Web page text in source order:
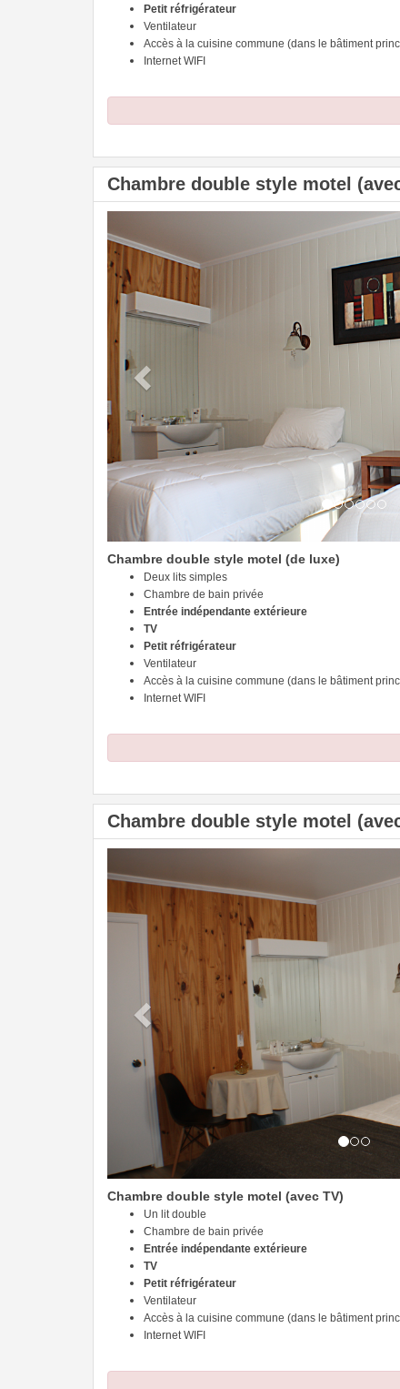
Petit réfrigérateur
Ventilateur
Accès à la cuisine commune (dans le bâtiment
Internet WIFI
Chambre double style motel
Chambre double style motel (de luxe)
Deux lits simples
Chambre de bain privée
Entrée indépendante extérieure
TV
Petit réfrigérateur
Ventilateur
Accès à la cuisine commune (dans le bâtiment
Internet WIFI
Chambre double style motel
Chambre double style motel (avec TV)
Un lit double
Chambre de bain privée
Entrée indépendante extérieure
TV
Petit réfrigérateur
Ventilateur
Accès à la cuisine commune (dans le bâtiment
Internet WIFI